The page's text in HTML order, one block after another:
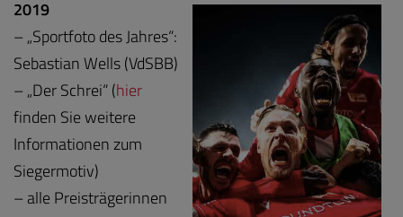
2019
– „Sportfoto des Jahres“:
Sebastian Wells (VdSBB)
– „Der Schrei“ (hier
finden Sie weitere
Informationen zum
Siegermotiv)
– alle Preisträgerinnen